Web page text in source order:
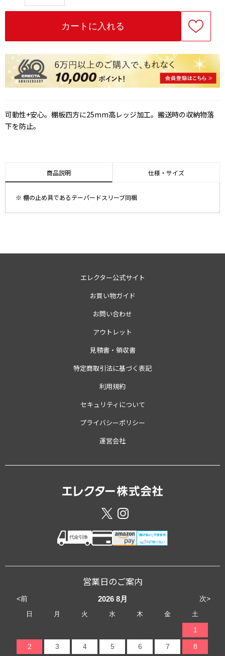
可動性+安心。棚板四方に25mm高レッジ加工。搬送時の収納物落
下を防止。
商品説明 仕様・サイズ
※ 棚の止め具であるテーパードスリーブ同梱
エレクター公式サイト
お買い物ガイド
お問い合わせ
アウトレット
見積書・領収書
特定商取引法に基づく表記
利用規約
セキュリティについて
プライバシーポリシー
運営会社
営業日のご案内
<前 次>
2026 8月
日 月 火 水 木 金 土
1
2 3 4 5 6 7 8